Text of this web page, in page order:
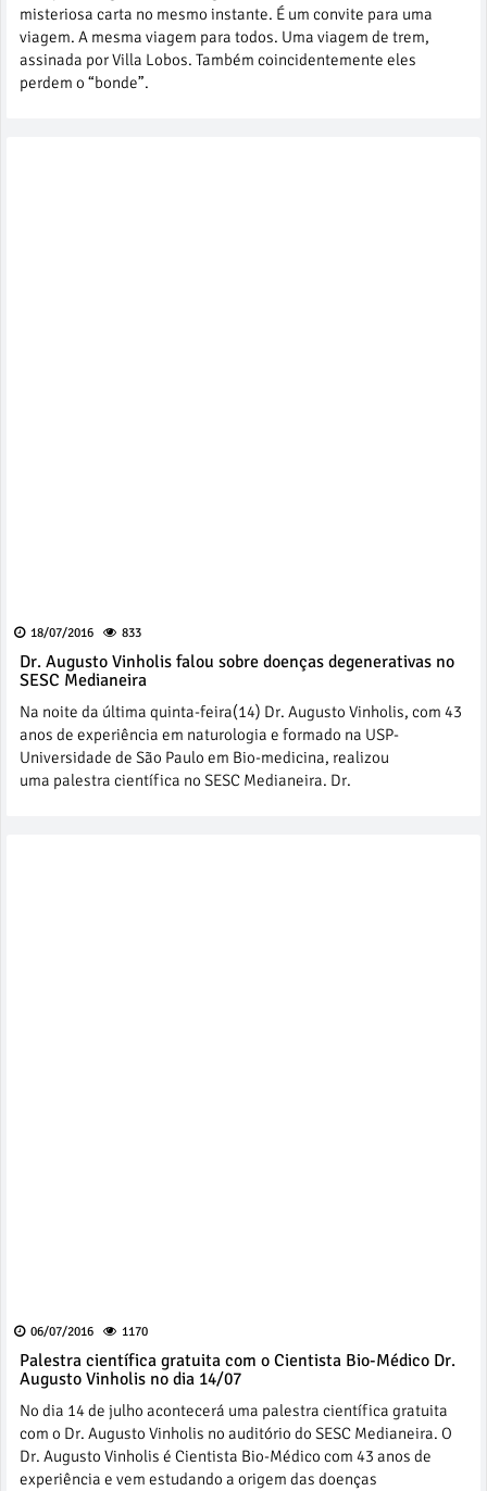
misteriosa carta no mesmo instante. É um convite para uma
viagem. A mesma viagem para todos. Uma viagem de trem,
assinada por Villa Lobos. Também coincidentemente eles
perdem o “bonde”.
18/07/2016 833
Dr. Augusto Vinholis falou sobre doenças degenerativas no
SESC Medianeira
Na noite da última quinta-feira(14) Dr. Augusto Vinholis, com 43
anos de experiência em naturologia e formado na USP-
Universidade de São Paulo em Bio-medicina, realizou
uma palestra científica no SESC Medianeira. Dr.
06/07/2016 1170
Palestra científica gratuita com o Cientista Bio-Médico Dr.
Augusto Vinholis no dia 14/07
No dia 14 de julho acontecerá uma palestra científica gratuita
com o Dr. Augusto Vinholis no auditório do SESC Medianeira. O
Dr. Augusto Vinholis é Cientista Bio-Médico com 43 anos de
experiência e vem estudando a origem das doenças